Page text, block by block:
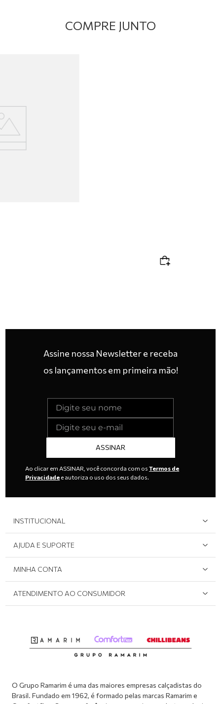
COMPRE JUNTO
Assine nossa Newsletter e receba
os lançamentos em primeira mão!
ASSINAR
Ao clicar em ASSINAR, você concorda com osTermos de
Privacidade e autoriza o uso dos seus dados.
INSTITUCIONAL
Área do Lojista
AJUDA E SUPORTE
Políticas de Privacidade
MINHA CONTA
Meus pedidos
ATENDIMENTO AO CONSUMIDOR
Atendimento via WhatsApp: (51) 2160-0740
O Grupo Ramarim é uma das maiores empresas calçadistas do
Brasil. Fundado em 1962, é formado pelas marcas Ramarim e